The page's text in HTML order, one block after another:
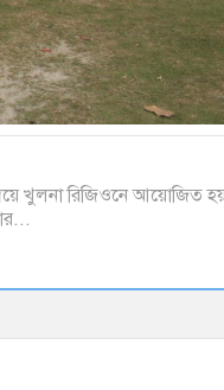
খুলনা রিজিওনে আয়োজিত